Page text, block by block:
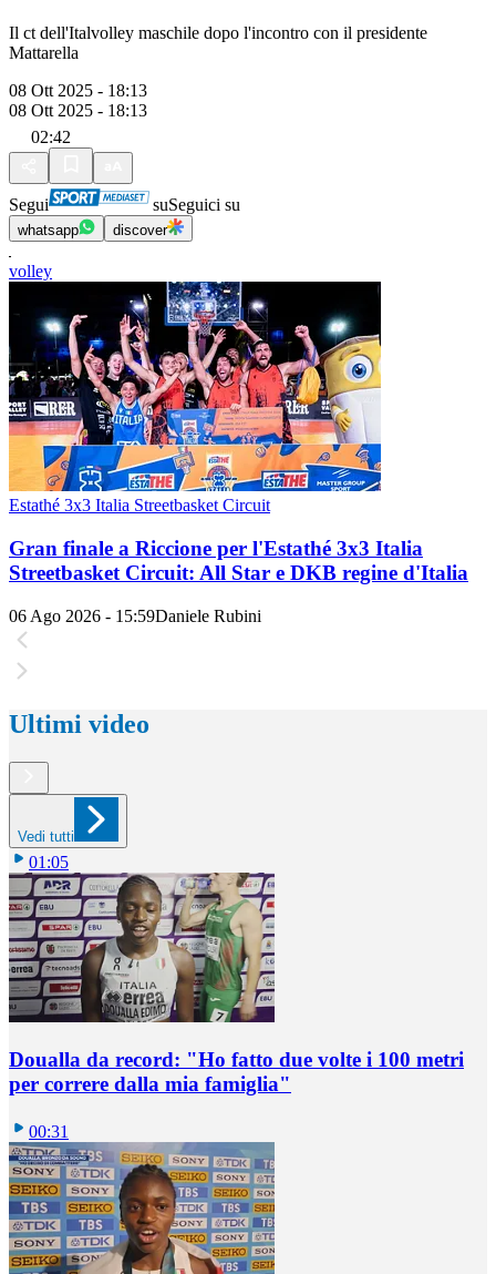
Il ct dell'Italvolley maschile dopo l'incontro con il presidente
Mattarella
08 Ott 2025 - 18:13
08 Ott 2025 - 18:13
02:42
Segui suSeguici su
whatsapp discover
volley
Estathé 3x3 Italia Streetbasket Circuit
Gran finale a Riccione per l'Estathé 3x3 Italia
Streetbasket Circuit: All Star e DKB regine d'Italia
06 Ago 2026 - 15:59Daniele Rubini
Ultimi video
Vedi tutti
01:05
Doualla da record: "Ho fatto due volte i 100 metri
per correre dalla mia famiglia"
00:31